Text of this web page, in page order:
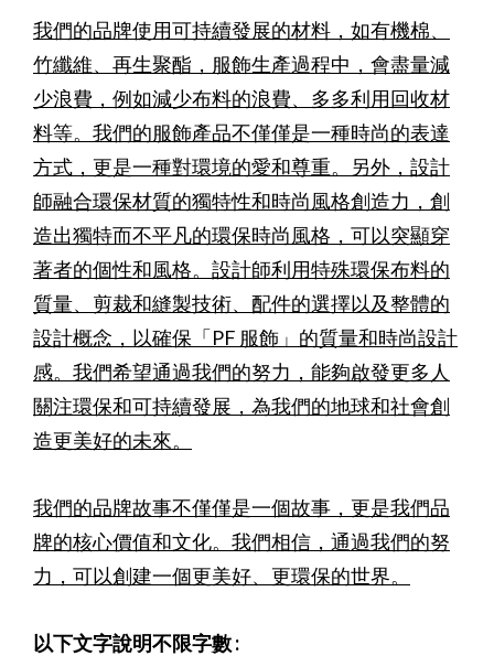
我們的品牌使用可持續發展的材料，如有機棉、
竹纖維、再生聚酯，服飾生產過程中，會盡量減
少浪費，例如減少布料的浪費、多多利用回收材
料等。我們的服飾產品不僅僅是一種時尚的表達
方式，更是一種對環境的愛和尊重。另外，設計
師融合環保材質的獨特性和時尚風格創造力，創
造出獨特而不平凡的環保時尚風格，可以突顯穿
著者的個性和風格。設計師利用特殊環保布料的
質量、剪裁和縫製技術、配件的選擇以及整體的
設計概念，以確保「PF 服飾」的質量和時尚設計
感。我們希望通過我們的努力，能夠啟發更多人
關注環保和可持續發展，為我們的地球和社會創
造更美好的未來。
我們的品牌故事不僅僅是一個故事，更是我們品
牌的核心價值和文化。我們相信，通過我們的努
力，可以創建一個更美好、更環保的世界。
以下文字說明不限字數 :